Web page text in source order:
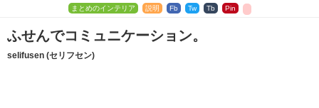
まとめのインテリア 説明 Fb Tw Tb Pin
ふせんでコミュニケーション。
selifusen (セリフセン)